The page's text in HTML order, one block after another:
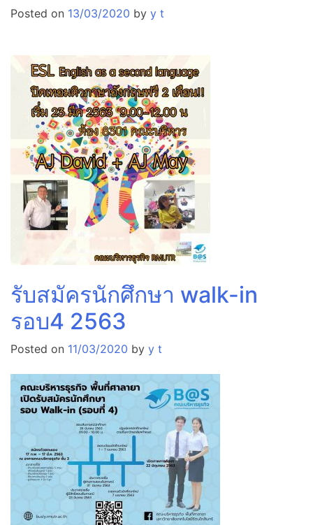
Posted on 13/03/2020 by y t
รับสมัครนักศึกษา walk-in
รอบ4 2563
Posted on 11/03/2020 by y t